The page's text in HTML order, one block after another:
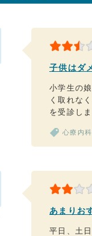
子供はダ
小学生の
く取れな
を受診し
心療内科
あまりお
平日、土